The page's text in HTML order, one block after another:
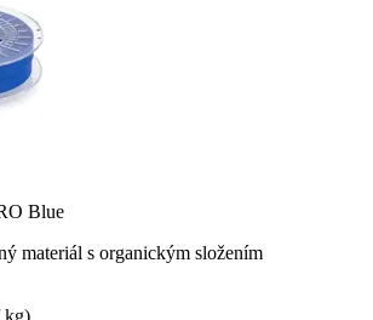
Blue
materiál s organickým složením
kg)